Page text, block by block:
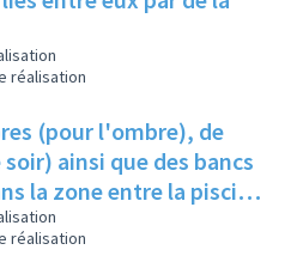
réalisation
(pour l'ombre), de
ainsi que des bancs
la zone entre la piscine
réalisation